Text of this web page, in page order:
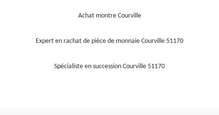
Achat montre Courville
Expert en rachat de pièce de monnaie Courville 51170
Spécialiste en succession Courville 51170